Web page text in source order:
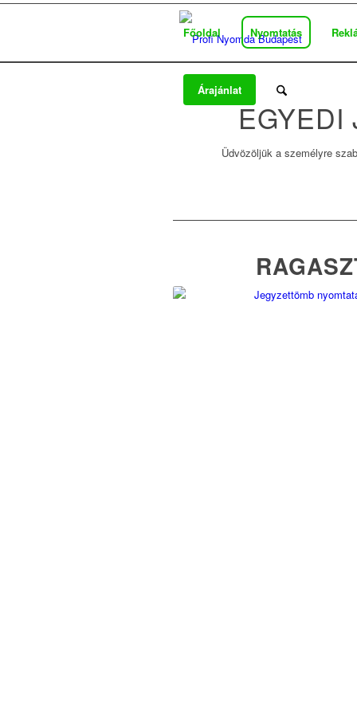
Főoldal Nyomtatás
Árajánlat
EGYEDI
Üdvözöljük a személyre